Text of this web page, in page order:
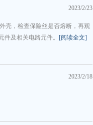
2023/2/23
壳，检查保险丝是否熔断，再观
及相关电路元件。 [阅读全文]
2023/2/18